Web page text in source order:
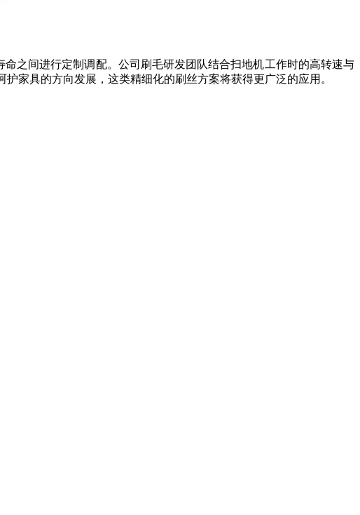
之间进行定制调配。公司刷毛研发团队结合扫地机工作时的高转速与
家具的方向发展，这类精细化的刷丝方案将获得更广泛的应用。